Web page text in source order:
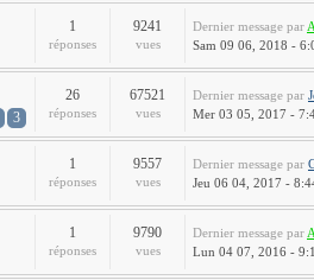
1
réponses
9241
vues
Dernier message par
Sam 09 06, 2018 -
3
26
réponses
67521
vues
Dernier message par
Mer 03 05, 2017 -
1
réponses
9557
vues
Dernier message par
Jeu 06 04, 2017 -
1
réponses
9790
vues
Dernier message par
Lun 04 07, 2016 -